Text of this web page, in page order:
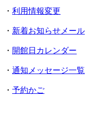
・ 利用情報変更
・ 新着お知らせメール
・ 開館日カレンダー
・ 通知メッセージ一覧
・ 予約かご